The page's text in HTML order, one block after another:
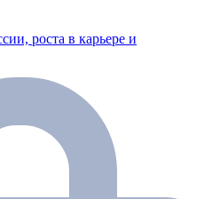
роста в карьере и